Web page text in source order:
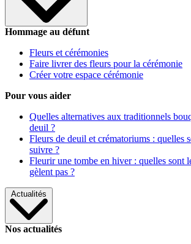
Hommage au défunt
Fleurs et cérémonies
Faire livrer des fleurs pour la cérémonie
Créer votre espace cérémonie
Pour vous aider
Quelles alternatives aux traditionnels
deuil ?
Fleurs de deuil et crématoriums : quelles
suivre ?
Fleurir une tombe en hiver : quelles sont
gèlent pas ?
Actualités
Nos actualités